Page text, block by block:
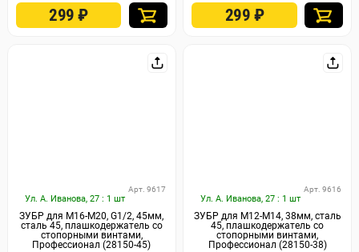
299₽ 299 ₽
Ул. А. Иванова, 27 : 1 шт
Арт. 9617
ЗУБР для M16-M20, G1/2, 45мм,
сталь 45, плашкодержатель со
стопорными винтами,
Профессионал (28150-45)
Ул. А. Иванова, 27 : 1 шт
Арт. 9616
ЗУБР для M12-M14, 38мм, сталь
45, плашкодержатель со
стопорными винтами,
Профессионал (28150-38)